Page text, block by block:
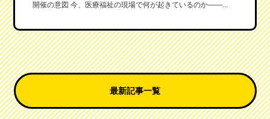
開催の意図 今、医療福祉の現場で何が起きているのか——...
最新記事一覧